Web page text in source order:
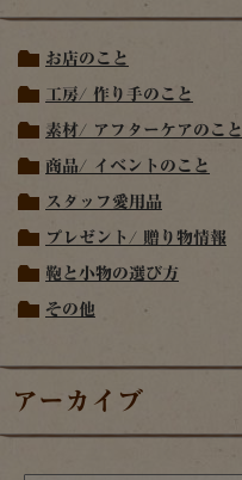
お店のこと
工房/ 作り手のこと
素材/ アフターケアのこと
商品/ イベントのこと
スタッフ愛用品
プレゼント/ 贈り物情報
鞄と小物の選び方
その他
アーカイブ